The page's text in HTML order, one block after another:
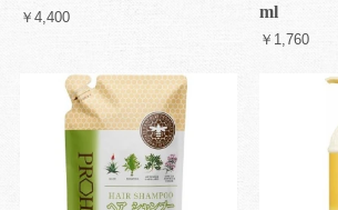
￥4,400
ml
￥1,760